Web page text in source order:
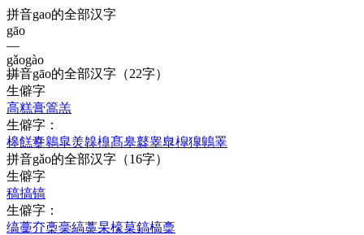
拼音gao的全部汉字
gāo
—
gǎogào
—
拼音gāo的全部汉字 （22字）
生僻字
高糕膏篙羔
生僻字：
槔餻櫜鷎皐羙韟橰髙皋鼛睾臯槹獋鷱睪
拼音gǎo的全部汉字 （16字）
生僻字
稿搞镐
生僻字：
缟藳夰槀稁縞藁杲檺菒鎬槁稾